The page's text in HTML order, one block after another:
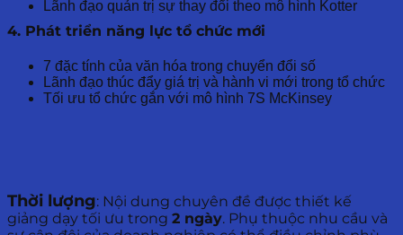
Lãnh đạo quản trị sự thay đổi theo mô hình Kotter
4. Phát triển năng lực tổ chức mới
7 đặc tính của văn hóa trong chuyển đổi số
Lãnh đạo thúc đẩy giá trị và hành vi mới trong tổ chức
Tối ưu tổ chức gắn với mô hình 7S McKinsey
Thời lượng: Nội dung chuyên đề được thiết kế
giảng dạy tối ưu trong 2 ngày. Phụ thuộc nhu cầu và